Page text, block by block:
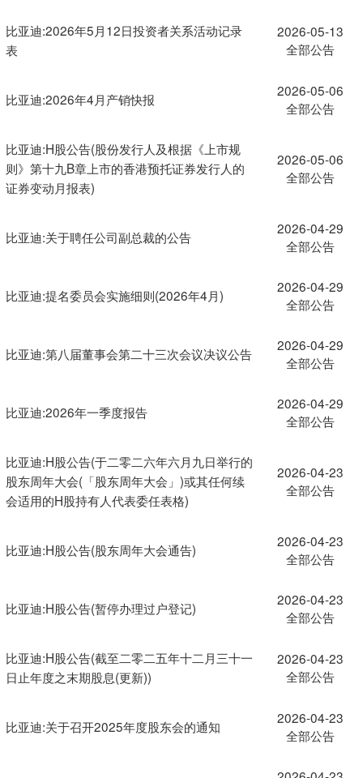
比亚迪:2026年5月12日投资者关系活动记录
表
2026-05-13
全部公告
比亚迪:2026年4月产销快报
2026-05-06
全部公告
比亚迪:H股公告(股份发行人及根据《上市规
则》第十九B章上市的香港预托证券发行人的
证券变动月报表)
2026-05-06
全部公告
比亚迪:关于聘任公司副总裁的公告
2026-04-29
全部公告
比亚迪:提名委员会实施细则(2026年4月)
2026-04-29
全部公告
比亚迪:第八届董事会第二十三次会议决议公告
2026-04-29
全部公告
比亚迪:2026年一季度报告
2026-04-29
全部公告
比亚迪:H股公告(于二零二六年六月九日举行的
股东周年大会(「股东周年大会」)或其任何续
会适用的H股持有人代表委任表格)
2026-04-23
全部公告
比亚迪:H股公告(股东周年大会通告)
2026-04-23
全部公告
比亚迪:H股公告(暂停办理过户登记)
2026-04-23
全部公告
比亚迪:H股公告(截至二零二五年十二月三十一
日止年度之末期股息(更新))
2026-04-23
全部公告
比亚迪:关于召开2025年度股东会的通知
2026-04-23
全部公告